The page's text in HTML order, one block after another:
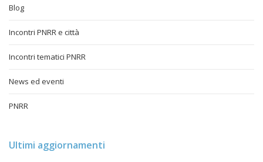
Blog
Incontri PNRR e città
Incontri tematici PNRR
News ed eventi
PNRR
Ultimi aggiornamenti